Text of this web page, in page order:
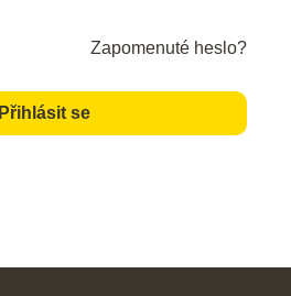
Zapomenuté heslo?
Přihlásit se